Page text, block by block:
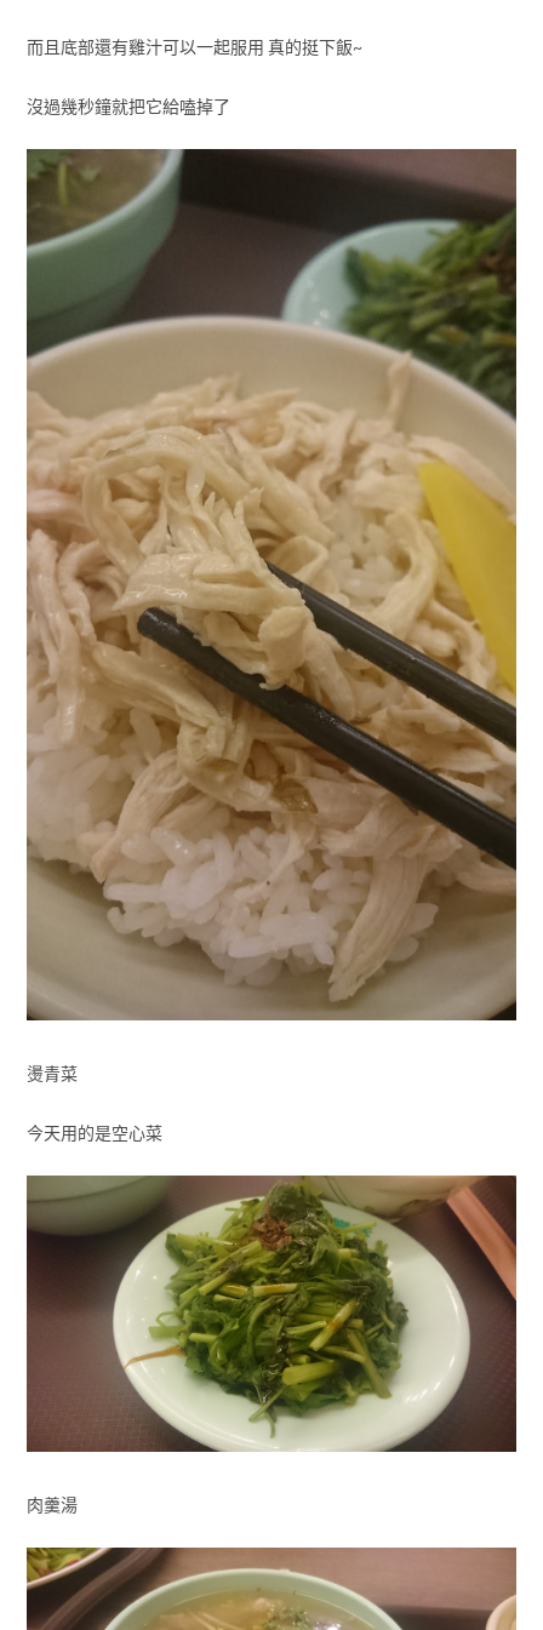
而且底部還有雞汁可以一起服用 真的挺下飯~
沒過幾秒鐘就把它給嗑掉了
燙青菜
今天用的是空心菜
肉羹湯